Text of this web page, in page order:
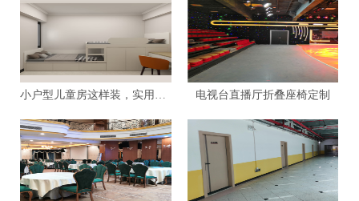
小户型儿童房这样装，实用颜值双在线！ 电视台直播厅折叠座椅定制